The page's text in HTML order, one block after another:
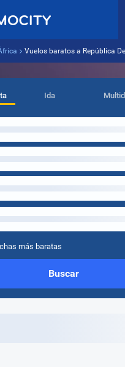
Vuelos baratos a República
Ida
más baratas
Buscar